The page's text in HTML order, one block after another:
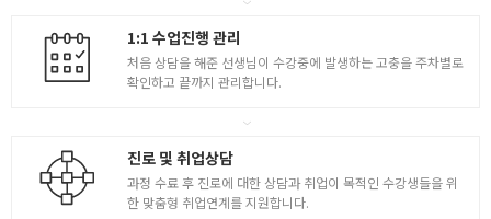
1:1 수업진행 관리
처음 상담을 해준 선생님이 수강중에 발생하는 고충을 주차별로
확인하고 끝까지 관리합니다.
진로 및 취업상담
과정 수료 후 진로에 대한 상담과 취업이 목적인 수강생들을 위
한 맞춤형 취업연계를 지원합니다.